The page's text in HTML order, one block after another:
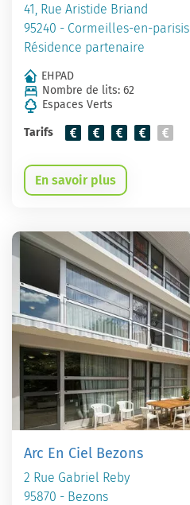
41, Rue Aristide Briand
95240 - Cormeilles-en-parisis
Résidence partenaire
EHPAD
Nombre de lits: 62
Espaces Verts
Tarifs
En savoir plus
Arc En Ciel Bezons
2 Rue Gabriel Reby
95870 - Bezons